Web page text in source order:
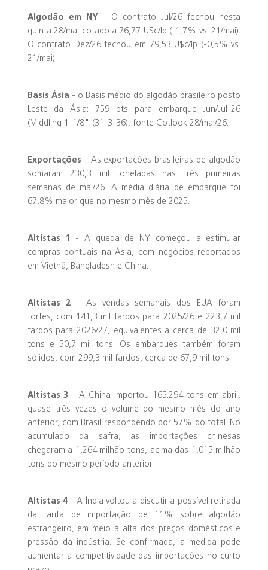
Algodão em NY - O contrato Jul/26 fechou nesta
quinta 28/mai cotado a 76,77 U$c/lp (-1,7% vs. 21/mai).
O contrato Dez/26 fechou em 79,53 U$c/lp (-0,5% vs.
21/mai).
Basis Ásia - o Basis médio do algodão brasileiro posto
Leste da Ásia: 759 pts para embarque Jun/Jul-26
(Middling 1-1/8" (31-3-36), fonte Cotlook 28/mai/26.
Exportações - As exportações brasileiras de algodão
somaram 230,3 mil toneladas nas três primeiras
semanas de mai/26. A média diária de embarque foi
67,8% maior que no mesmo mês de 2025.
Altistas 1
- A queda de NY começou a estimular
compras pontuais na Ásia, com negócios reportados
em Vietnã, Bangladesh e China.
Altistas 2 - As vendas semanais dos EUA foram
fortes, com 141,3 mil fardos para 2025/26 e 223,7 mil
fardos para 2026/27, equivalentes a cerca de 32,0 mil
tons e 50,7 mil tons. Os embarques também foram
sólidos, com 299,3 mil fardos, cerca de 67,9 mil tons.
Altistas 3 - A China importou 165.294 tons em abril,
quase três vezes o volume do mesmo mês do ano
anterior, com Brasil respondendo por 57% do total. No
acumulado da safra, as importações chinesas
chegaram a 1,264 milhão tons, acima das 1,015 milhão
tons do mesmo período anterior.
Altistas 4 - A Índia voltou a discutir a possível retirada
da tarifa de importação de 11% sobre algodão
estrangeiro, em meio à alta dos preços domésticos e
pressão da indústria. Se confirmada, a medida pode
aumentar a competitividade das importações no curto